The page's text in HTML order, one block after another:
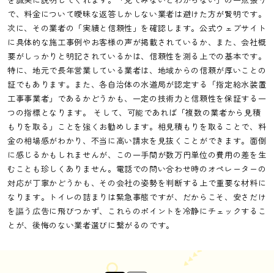
で、料金について曖昧な返答しかしない業者は避けた方が賢明です。
次に、その業者の「実績と信頼性」を確認します。公式ウェブサイト
に具体的な施工事例やお客様の声が掲載されているか、また、会社概
要がしっかりと明記されているかは、信頼性を測る上での基本です。
特に、地元で長年営業している業者は、地域からの信頼が厚いことの
証でもあります。また、各自治体の水道局が認定する「指定給水装置
工事事業者」であるかどうかも、一定の技術力と信頼性を保証する一
つの指標となります。 そして、可能であれば「複数の業者から見積
もりを取る」ことを強くお勧めします。相見積もりを取ることで、料
金の相場感がわかり、不当に高い請求を見抜くことができます。面倒
に感じるかもしれませんが、この一手間が数万円単位の費用の差を生
むことも珍しくありません。電話での問い合わせ時のオペレーターの
対応が丁寧かどうかも、その会社の姿勢を判断する上で重要な材料に
なります。トイレの詰まりは緊急事態ですが、だからこそ、安さだけ
を謳う広告に飛びつかず、これらのポイントを冷静にチェックするこ
とが、後悔のない業者選びに繋がるのです。